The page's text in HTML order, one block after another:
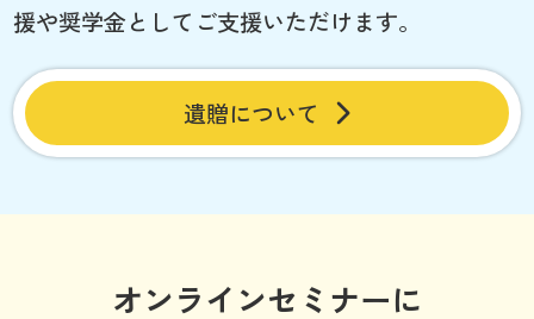
援や奨学金としてご支援いただけます。
遺贈について
オンラインセミナーに